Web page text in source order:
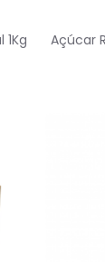
Açúcar